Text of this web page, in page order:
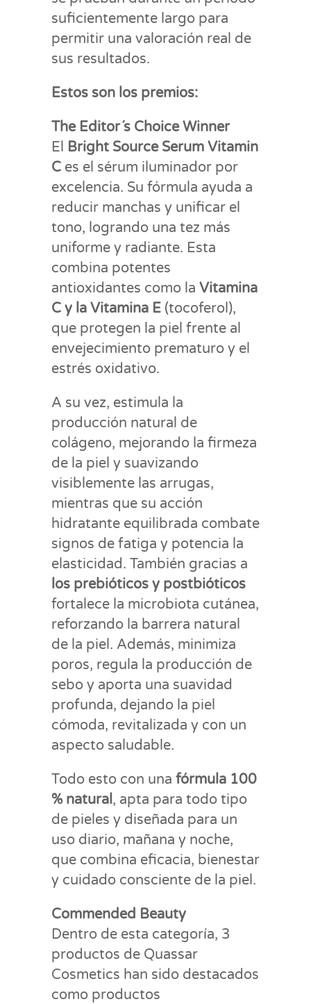
suficientemente largo para
permitir una valoración real de
sus resultados.
Estos son los premios:
The Editor´s Choice Winner
El Bright Source Serum Vitamin
C es el sérum iluminador por
excelencia. Su fórmula ayuda a
reducir manchas y unificar el
tono, logrando una tez más
uniforme y radiante. Esta
combina potentes
antioxidantes como la Vitamina
C y la Vitamina E (tocoferol),
que protegen la piel frente al
envejecimiento prematuro y el
estrés oxidativo.
A su vez, estimula la
producción natural de
colágeno, mejorando la firmeza
de la piel y suavizando
visiblemente las arrugas,
mientras que su acción
hidratante equilibrada combate
signos de fatiga y potencia la
elasticidad. También gracias a
los prebióticos y postbióticos
fortalece la microbiota cutánea,
reforzando la barrera natural
de la piel. Además, minimiza
poros, regula la producción de
sebo y aporta una suavidad
profunda, dejando la piel
cómoda, revitalizada y con un
aspecto saludable.
Todo esto con una fórmula 100
% natural, apta para todo tipo
de pieles y diseñada para un
uso diario, mañana y noche,
que combina eficacia, bienestar
y cuidado consciente de la piel.
Commended Beauty
Dentro de esta categoría, 3
productos de Quassar
Cosmetics han sido destacados
como productos